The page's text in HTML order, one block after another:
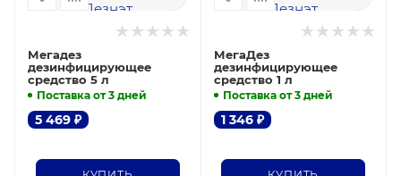
Мегадез
дезинфицирующее
средство 5 л
Поставка от 3 дней
5 469 ₽
МегаДез
дезинфицирующее
средство 1 л
Поставка от 3 дней
1 346₽